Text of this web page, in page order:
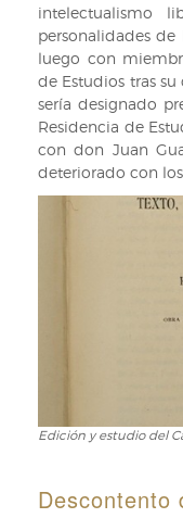
intelectualismo
personalidades de
luego con
de Estudios tras su
sería designado
Residencia de
con don Juan
deteriorado con los
Edición
del
Edición y estudio del
Descontento